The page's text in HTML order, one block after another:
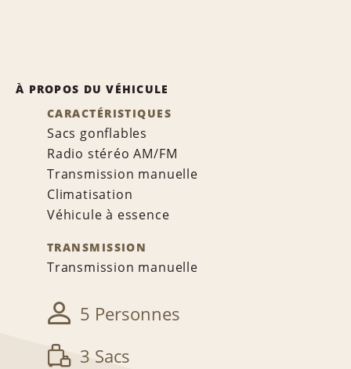
À PROPOS DU VÉHICULE
CARACTÉRISTIQUES
Sacs gonflables
Radio stéréo AM/FM
Transmission manuelle
Climatisation
Véhicule à essence
TRANSMISSION
Transmission manuelle
5 Personnes
3 Sacs